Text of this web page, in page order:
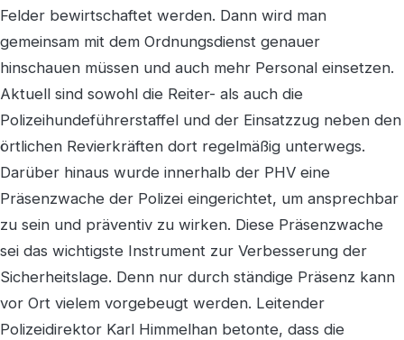
Felder bewirtschaftet werden. Dann wird man
gemeinsam mit dem Ordnungsdienst genauer
hinschauen müssen und auch mehr Personal einsetzen.
Aktuell sind sowohl die Reiter- als auch die
Polizeihundeführerstaffel und der Einsatzzug neben den
örtlichen Revierkräften dort regelmäßig unterwegs.
Darüber hinaus wurde innerhalb der PHV eine
Präsenzwache der Polizei eingerichtet, um ansprechbar
zu sein und präventiv zu wirken. Diese Präsenzwache
sei das wichtigste Instrument zur Verbesserung der
Sicherheitslage. Denn nur durch ständige Präsenz kann
vor Ort vielem vorgebeugt werden. Leitender
Polizeidirektor Karl Himmelhan betonte, dass die